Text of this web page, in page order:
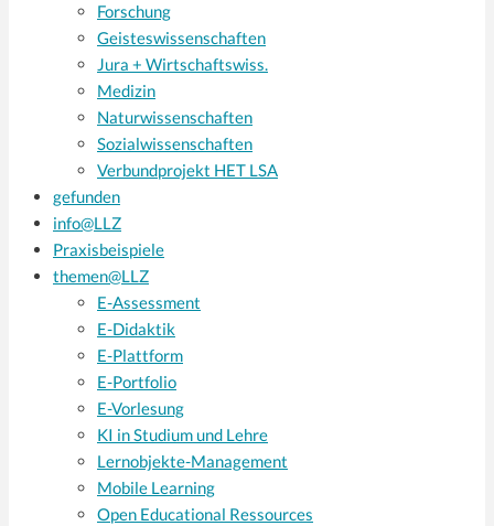
Forschung
Geisteswissenschaften
Jura + Wirtschaftswiss.
Medizin
Naturwissenschaften
Sozialwissenschaften
Verbundprojekt HET LSA
gefunden
info@LLZ
Praxisbeispiele
themen@LLZ
E-Assessment
E-Didaktik
E-Plattform
E-Portfolio
E-Vorlesung
KI in Studium und Lehre
Lernobjekte-Management
Mobile Learning
Open Educational Ressources